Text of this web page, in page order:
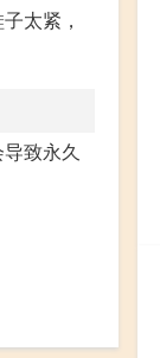
太紧，
致永久